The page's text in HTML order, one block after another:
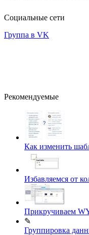
Социальные сети
Группа в VK
Рекомендуемые
Как изменить
Избавляемся от
Прикручиваем
✎
Группировка